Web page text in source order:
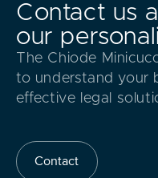
Contact us
our
The Chiode
to understand your
effective legal
Contact